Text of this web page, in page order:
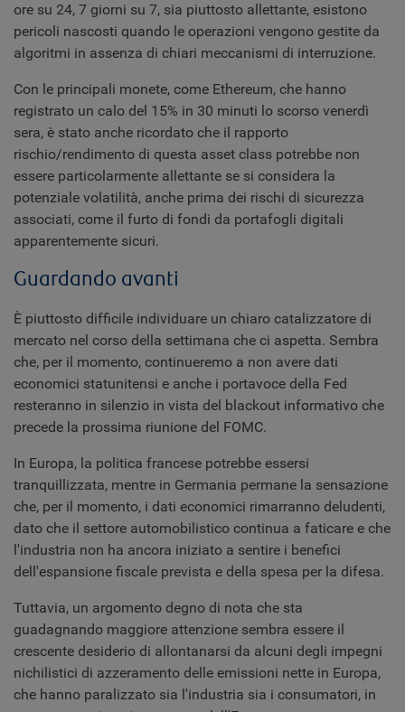
ore su 24, 7 giorni su 7, sia piuttosto allettante, esistono
pericoli nascosti quando le operazioni vengono gestite da
algoritmi in assenza di chiari meccanismi di interruzione.
Con le principali monete, come Ethereum, che hanno
registrato un calo del 15% in 30 minuti lo scorso venerdì
sera, è stato anche ricordato che il rapporto
rischio/rendimento di questa asset class potrebbe non
essere particolarmente allettante se si considera la
potenziale volatilità, anche prima dei rischi di sicurezza
associati, come il furto di fondi da portafogli digitali
apparentemente sicuri.
Guardando avanti
È piuttosto difficile individuare un chiaro catalizzatore di
mercato nel corso della settimana che ci aspetta. Sembra
che, per il momento, continueremo a non avere dati
economici statunitensi e anche i portavoce della Fed
resteranno in silenzio in vista del blackout informativo che
precede la prossima riunione del FOMC.
In Europa, la politica francese potrebbe essersi
tranquillizzata, mentre in Germania permane la sensazione
che, per il momento, i dati economici rimarranno deludenti,
dato che il settore automobilistico continua a faticare e che
l'industria non ha ancora iniziato a sentire i benefici
dell'espansione fiscale prevista e della spesa per la difesa.
Tuttavia, un argomento degno di nota che sta
guadagnando maggiore attenzione sembra essere il
crescente desiderio di allontanarsi da alcuni degli impegni
nichilistici di azzeramento delle emissioni nette in Europa,
che hanno paralizzato sia l'industria sia i consumatori, in